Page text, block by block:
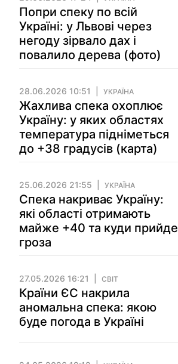
Попри спеку по всій
Україні: у Львові через
негоду зірвало дах і
повалило дерева (фото)
28.06.2026 10:51 УКРАЇНА
Жахлива спека охоплює
Україну: у яких областях
температура підніметься
до +38 градусів (карта)
25.06.2026 21:55 УКРАЇНА
Спека накриває Україну:
які області отримають
майже +40 та куди прийде
гроза
27.05.2026 16:21 СВІТ
Країни ЄС накрила
аномальна спека: якою
буде погода в Україні